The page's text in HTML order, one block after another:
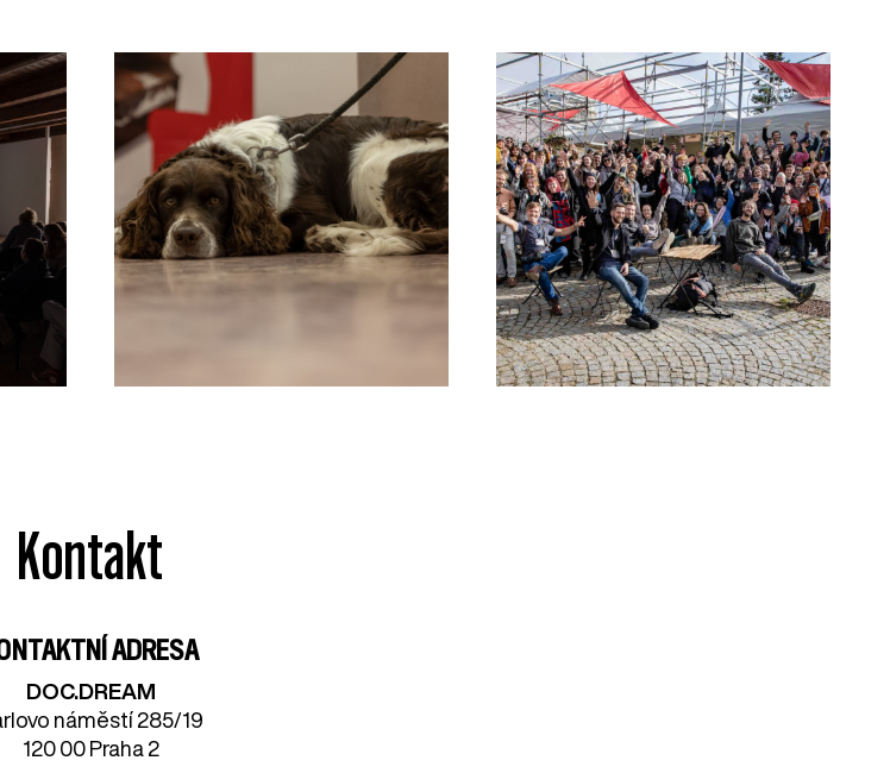
Kontakt
ADRESA
DOC.DREAM​
náměstí 285/19
120 00 Praha 2